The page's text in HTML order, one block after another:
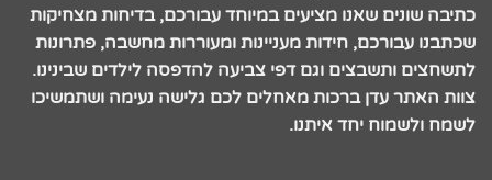
כתיבה שונים שאנו מציעים במיוחד עבורכם, בדיחות מצחיקות
שכתבנו עבורכם, חידות מעניינות ומעוררות מחשבה, פתרונות
לתשחצים ותשבצים וגם דפי צביעה להדפסה לילדים שבינינו.
צוות האתר עדן ברכות מאחלים לכם גלישה נעימה ושתמשיכו
לשמח ולשמוח יחד איתנו.